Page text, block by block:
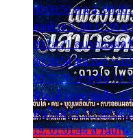
00:06:50 คน 4.
สุดท้าย 6. 00:17:30 ย
00:24:21 ลบรอยแผล
00:30:54 ขบวนการเ
00:37:20 ปาหนัน 13.
ฉันแล้วจงตายเสีย 15.
คนใจมาร 17.
19. 01:01:44 ส่วนเกิ